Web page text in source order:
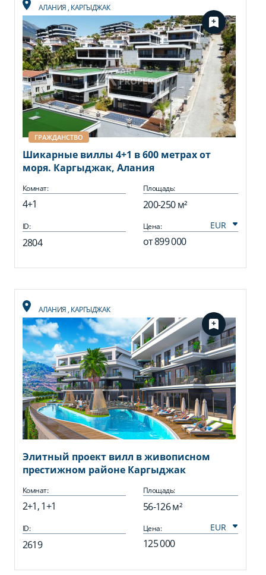
АЛАНИЯ, КАРГЫДЖАК
ГРАЖДАНСТВО
Шикарные виллы 4+1 в 600 метрах от
моря. Каргыджак, Алания
Комнат:
4+1
Площадь:
200-250 м²
ID:
2804
Цена:
от899 000
АЛАНИЯ, КАРГЫДЖАК
Элитный проект вилл в живописном
престижном районе Каргыджак
Комнат:
2+1, 1+1
Площадь:
56-126 м²
ID:
2619
Цена:
125 000